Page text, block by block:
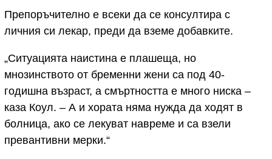
Препоръчително е всеки да се консултира с
личния си лекар, преди да вземе добавките.
„Ситуацията наистина е плашеща, но
мнозинството от бременни жени са под 40-
годишна възраст, а смъртността е много ниска –
каза Коул. – А и хората няма нужда да ходят в
болница, ако се лекуват навреме и са взели
превантивни мерки.“